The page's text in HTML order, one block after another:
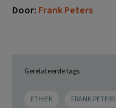
Door: Frank Peters
Gerelateerde tags
ETHIEK FRANK PETERS